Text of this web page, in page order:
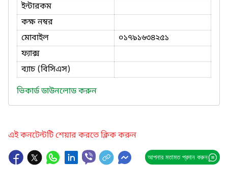
ইন্টারকম
কক্ষ নম্বর
মোবাইল
০১৭৯১৬৩৪২৫১
ফ্যাক্স
ব্যাচ (বিসিএস)
ভিকার্ড ডাউনলোড করুন
এই কনটেন্টটি শেয়ার করতে ক্লিক করুন
আপনার মতামত প্রদান করুন